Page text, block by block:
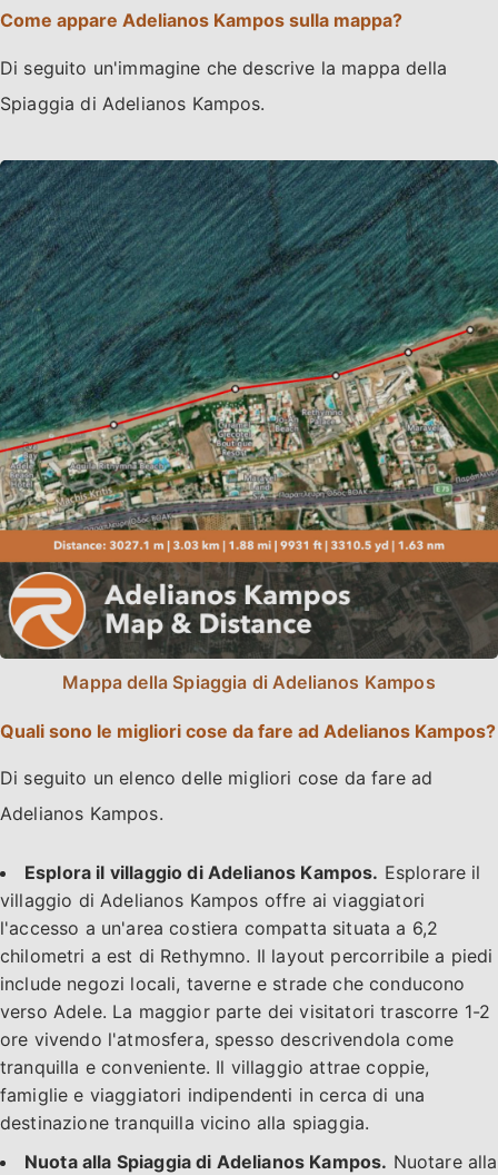
Come appare Adelianos Kampos sulla mappa?
Di seguito un'immagine che descrive la mappa della
Spiaggia di Adelianos Kampos.
Mappa della Spiaggia di Adelianos Kampos
Quali sono le migliori cose da fare ad Adelianos Kampos?
Di seguito un elenco delle migliori cose da fare ad
Adelianos Kampos.
Esplora il villaggio di Adelianos Kampos. Esplorare il
villaggio di Adelianos Kampos offre ai viaggiatori
l'accesso a un'area costiera compatta situata a 6,2
chilometri a est di Rethymno. Il layout percorribile a piedi
include negozi locali, taverne e strade che conducono
verso Adele. La maggior parte dei visitatori trascorre 1-2
ore vivendo l'atmosfera, spesso descrivendola come
tranquilla e conveniente. Il villaggio attrae coppie,
famiglie e viaggiatori indipendenti in cerca di una
destinazione tranquilla vicino alla spiaggia.
Nuota alla Spiaggia di Adelianos Kampos. Nuotare alla